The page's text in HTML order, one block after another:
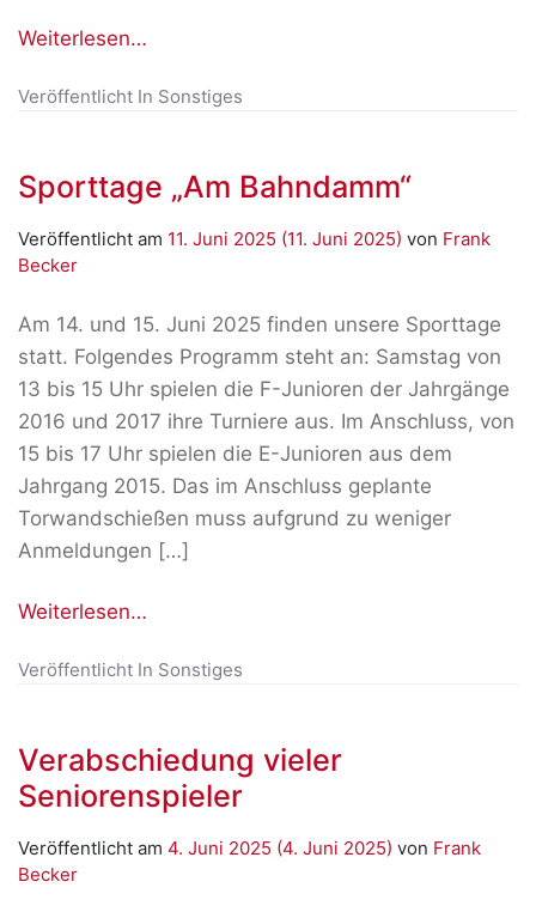
Weiterlesen…
Veröffentlicht In Sonstiges
Sporttage „Am Bahndamm“
Veröffentlicht am 11. Juni 2025 (11. Juni 2025) von Frank
Becker
Am 14. und 15. Juni 2025 finden unsere Sporttage
statt. Folgendes Programm steht an: Samstag von
13 bis 15 Uhr spielen die F-Junioren der Jahrgänge
2016 und 2017 ihre Turniere aus. Im Anschluss, von
15 bis 17 Uhr spielen die E-Junioren aus dem
Jahrgang 2015. Das im Anschluss geplante
Torwandschießen muss aufgrund zu weniger
Anmeldungen […]
Weiterlesen…
Veröffentlicht In Sonstiges
Verabschiedung vieler
Seniorenspieler
Veröffentlicht am 4. Juni 2025 (4. Juni 2025) von Frank
Becker